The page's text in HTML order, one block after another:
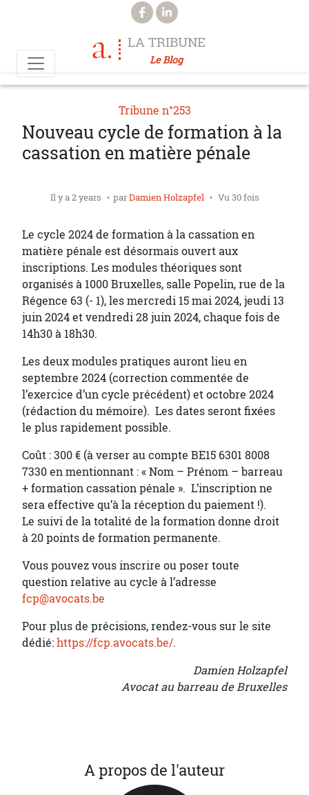
Aller au contenu principal
LA TRIBUNE
Le Blog
Tribune n°253
Nouveau cycle de formation à la
cassation en matière pénale
Il y a 2 years parDamien Holzapfel Vu 30 fois
Le cycle 2024 de formation à la cassation en
matière pénale est désormais ouvert aux
inscriptions. Les modules théoriques sont
organisés à 1000 Bruxelles, salle Popelin, rue de la
Régence 63 (- 1), les mercredi 15 mai 2024, jeudi 13
juin 2024 et vendredi 28 juin 2024, chaque fois de
14h30 à 18h30.
Les deux modules pratiques auront lieu en
septembre 2024 (correction commentée de
l’exercice d’un cycle précédent) et octobre 2024
(rédaction du mémoire). Les dates seront fixées
le plus rapidement possible.
Coût : 300 € (à verser au compte BE15 6301 8008
7330 en mentionnant : « Nom – Prénom – barreau
+ formation cassation pénale ». L’inscription ne
sera effective qu’à la réception du paiement !).
Le suivi de la totalité de la formation donne droit
à 20 points de formation permanente.
Vous pouvez vous inscrire ou poser toute
question relative au cycle à l’adresse
fcp@avocats.be
Pour plus de précisions, rendez-vous sur le site
dédié:https://fcp.avocats.be/.
Damien Holzapfel
Avocat au barreau de Bruxelles
A propos de l'auteur